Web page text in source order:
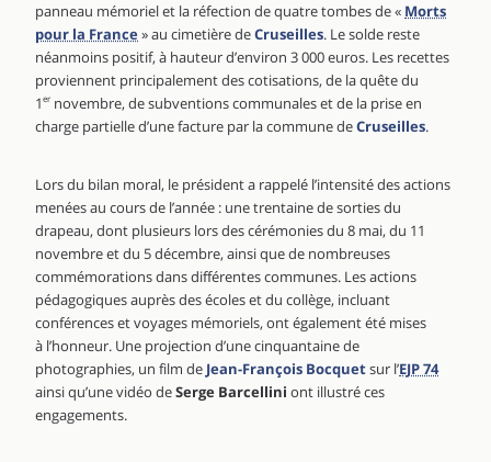
panneau mémoriel et la réfection de quatre tombes de « Morts
pour la France» au cimetière deCruseilles. Le solde reste
néanmoins positif, à hauteur d’environ 3 000 euros. Les recettes
proviennent principalement des cotisations, de la quête du
1 er novembre, de subventions communales et de la prise en
charge partielle d’une facture par la commune deCruseilles.
Lors du bilan moral, le président a rappelé l’intensité des actions
menées au cours de l’année : une trentaine de sorties du
drapeau, dont plusieurs lors des cérémonies du 8 mai, du 11
novembre et du 5 décembre, ainsi que de nombreuses
commémorations dans différentes communes. Les actions
pédagogiques auprès des écoles et du collège, incluant
conférences et voyages mémoriels, ont également été mises
à l’honneur. Une projection d’une cinquantaine de
photographies, un film de Jean-François Bocquetsur l’EJP 74
ainsi qu’une vidéo deSerge Barcellini ont illustré ces
engagements.